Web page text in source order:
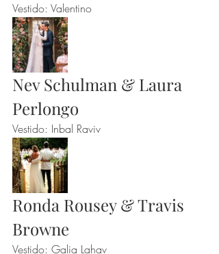
Vestido: Valentino
Nev Schulman & Laura
Perlongo
Vestido: Inbal Raviv
Ronda Rousey & Travis
Browne
Vestido: Galia Lahav